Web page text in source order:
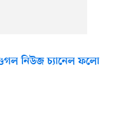
নিউজ চ্যানেল ফলো